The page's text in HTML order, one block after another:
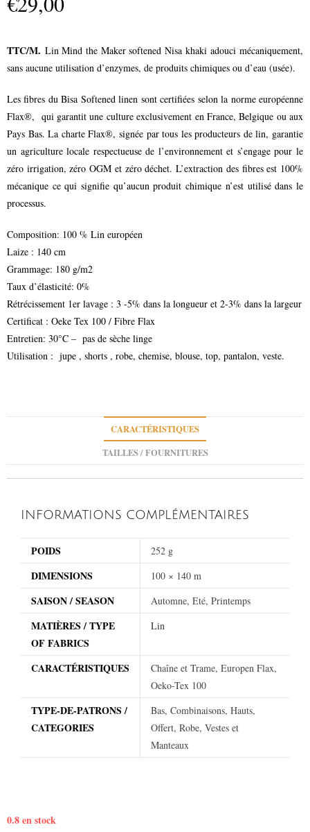
TTC/M. Lin Mind the Maker softened Nisa khakiadouci mécaniquement,
sans aucune utilisation d’enzymes, de produits chimiques ou d’eau (usée).
Les fibres du Bisa Softened linen sont certifiées selon la norme européenne
Flax®, qui garantit une culture exclusivement en France, Belgique ou aux
Pays Bas. La charte Flax®, signée par tous les producteurs de lin, garantie
un agriculture locale respectueuse de l’environnement et s’engage pour le
zéro irrigation, zéro OGM et zéro déchet. L’extraction des fibres est 100%
mécanique ce qui signifie qu’aucun produit chimique n’est utilisé dans le
processus.
Composition: 100 % Lin européen
Laize : 140 cm
Grammage: 180 g/m2
Taux d’élasticité: 0%
Rétrécissement 1er lavage : 3 -5% dans la longueur et 2-3% dans la largeur
Certificat : Oeke Tex 100 / Fibre Flax
Entretien: 30°C – pas de sèche linge
Utilisation : jupe , shorts , robe, chemise, blouse, top, pantalon, veste.
CARACTÉRISTIQUES
TAILLES / FOURNITURES
INFORMATIONS COMPLÉMENTAIRES
POIDS 252 g
DIMENSIONS 100 × 140 m
SAISON / SEASON Automne, Eté, Printemps
MATIÈRES / TYPE
OF FABRICS
Lin
CARACTÉRISTIQUES
Chaîne et Trame, Europen Flax,
Oeko-Tex 100
TYPE-DE-PATRONS /
CATEGORIES
Bas, Combinaisons, Hauts,
Offert, Robe, Vestes et
Manteaux
0.8 en stock